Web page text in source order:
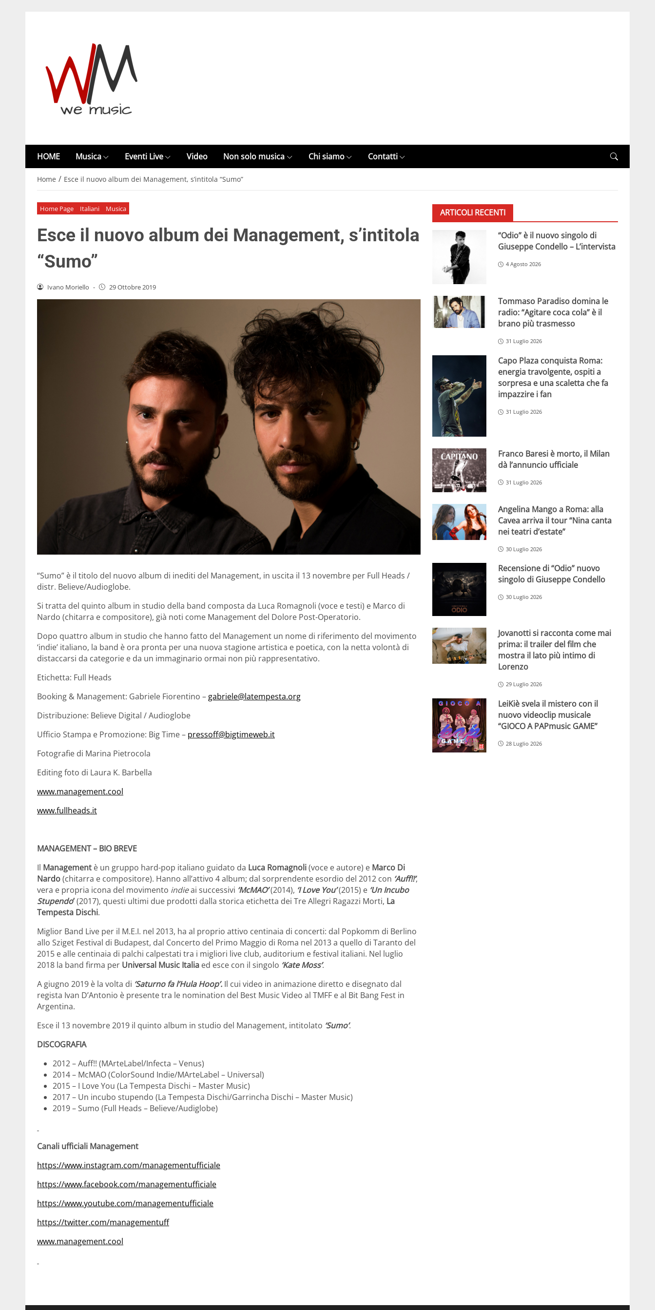
HOME Musica Eventi Live Video Non solo musica Chi siamo Contatti
Home / Esce il nuovo album dei Management, s’intitola “Sumo”
Home Page Italiani Musica
Esce il nuovo album dei Management, s’intitola
“Sumo”
Ivano Moriello - 29 Ottobre 2019
“Sumo” è il titolo del nuovo album di inediti del Management, in uscita il 13 novembre per Full Heads /
distr. Believe/Audioglobe.
Si tratta del quinto album in studio della band composta da Luca Romagnoli (voce e testi) e Marco di
Nardo (chitarra e compositore), già noti come Management del Dolore Post-Operatorio.
Dopo quattro album in studio che hanno fatto del Management un nome di riferimento del movimento
‘indie’ italiano, la band è ora pronta per una nuova stagione artistica e poetica, con la netta volontà di
distaccarsi da categorie e da un immaginario ormai non più rappresentativo.
Etichetta: Full Heads
Booking & Management: Gabriele Fiorentino – gabriele@latempesta.org
Distribuzione: Believe Digital / Audioglobe
Ufficio Stampa e Promozione: Big Time – pressoff@bigtimeweb.it
Fotografie di Marina Pietrocola
Editing foto di Laura K. Barbella
www.management.cool
www.fullheads.it
MANAGEMENT – BIO BREVE
Il Management è un gruppo hard-pop italiano guidato da Luca Romagnoli(voce e autore) e Marco Di
Nardo(chitarra e compositore). Hanno all’attivo 4 album; dal sorprendente esordio del 2012 con ‘Auff!!’,
vera e propria icona del movimento indieai successivi ‘McMAO’(2014), ‘I Love You’(2015) e ‘Un Incubo
Stupendo’(2017), questi ultimi due prodotti dalla storica etichetta dei Tre Allegri Ragazzi Morti, La
Tempesta Dischi.
Miglior Band Live per il M.E.I. nel 2013, ha al proprio attivo centinaia di concerti: dal Popkomm di Berlino
allo Sziget Festival di Budapest, dal Concerto del Primo Maggio di Roma nel 2013 a quello di Taranto del
2015 e alle centinaia di palchi calpestati tra i migliori live club, auditorium e festival italiani. Nel luglio
2018 la band firma per Universal Music Italia ed esce con il singolo ‘Kate Moss’.
A giugno 2019 è la volta di ‘Saturno fa l’Hula Hoop’. Il cui video in animazione diretto e disegnato dal
regista Ivan D’Antonio è presente tra le nomination del Best Music Video al TMFF e al Bit Bang Fest in
Argentina.
Esce il 13 novembre 2019 il quinto album in studio del Management, intitolato ‘Sumo’.
DISCOGRAFIA
2012 – Auff!! (MArteLabel/Infecta – Venus)
2014 – McMAO (ColorSound Indie/MArteLabel – Universal)
2015 – I Love You (La Tempesta Dischi – Master Music)
2017 – Un incubo stupendo (La Tempesta Dischi/Garrincha Dischi – Master Music)
2019 – Sumo (Full Heads – Believe/Audiglobe)
Canali ufficiali Management
https://www.instagram.com/managementufficiale
https://www.facebook.com/managementufficiale
https://www.youtube.com/managementufficiale
https://twitter.com/managementuff
www.management.cool
ARTICOLI RECENTI
“Odio” è il nuovo singolo di
Giuseppe Condello – L’intervista
4 Agosto 2026
Tommaso Paradiso domina le
radio: “Agitare coca cola” è il
brano più trasmesso
31 Luglio 2026
Capo Plaza conquista Roma:
energia travolgente, ospiti a
sorpresa e una scaletta che fa
impazzire i fan
31 Luglio 2026
Franco Baresi è morto, il Milan
dà l’annuncio ufficiale
31 Luglio 2026
Angelina Mango a Roma: alla
Cavea arriva il tour “Nina canta
nei teatri d’estate”
30 Luglio 2026
Recensione di “Odio” nuovo
singolo di Giuseppe Condello
30 Luglio 2026
Jovanotti si racconta come mai
prima: il trailer del film che
mostra il lato più intimo di
Lorenzo
29 Luglio 2026
LeiKiè svela il mistero con il
nuovo videoclip musicale
“GIOCO A PAPmusic GAME”
28 Luglio 2026